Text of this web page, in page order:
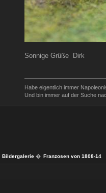
Sonnige Grüße Dirk
Habe eigentlich immer
Und bin immer auf der Suche
Bildergalerie� Franzosen von 1808-14